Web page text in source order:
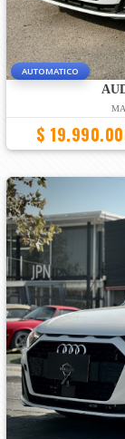
AUTOMATICO
$